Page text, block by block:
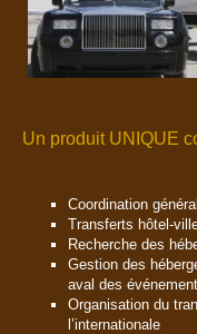
Un produit UNIQUE
Coordination
Transferts hôtel-
Recherche des
Gestion des
aval des
Organisation du
l’internationale